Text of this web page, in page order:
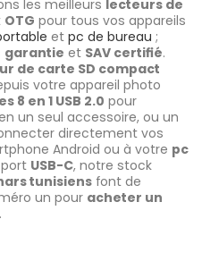
les meilleurs lecteurs de
OTG pour tous vos appareils
et pc de bureau ;
garantie et SAV certifié.
de carte SD compact
votre appareil photo
en 1 USB 2.0 pour
un seul accessoire, ou un
directement vos
Android ou à votre pc
USB-C, notre stock
tunisiensfont de
un pour acheter un
.